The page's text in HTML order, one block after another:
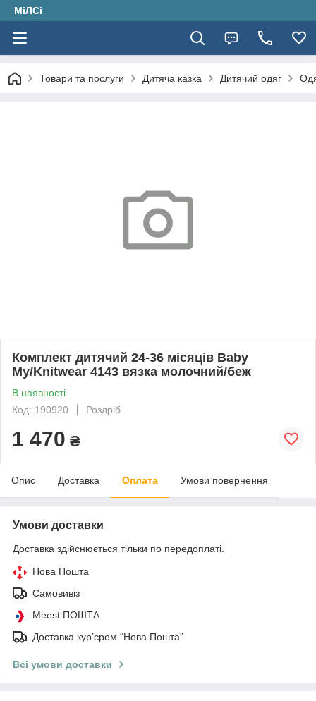
МіЛСі
Товари та послуги Дитяча казка Дитячий одяг
Комплект дитячий 24-36 місяців Baby
My/Knitwear 4143 вязка молочний/беж
В наявності
Код: 190920
Роздріб
1 470 ₴
Опис Доставка Оплата Умови повернення
Умови доставки
Доставка здійснюється тільки по передоплаті.
Нова Пошта
Самовивіз
Meest ПОШТА
Доставка кур’єром “Нова Пошта”
Всі умови доставки